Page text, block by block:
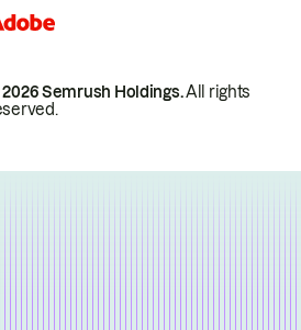
Semrush Holdings.All rights